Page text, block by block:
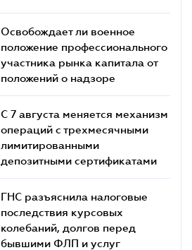
Освобождает ли военное
положение профессионального
участника рынка капитала от
положений о надзоре
С 7 августа меняется механизм
операций с трехмесячными
лимитированными
депозитными сертификатами
ГНС разъяснила налоговые
последствия курсовых
колебаний, долгов перед
бывшими ФЛП и услуг